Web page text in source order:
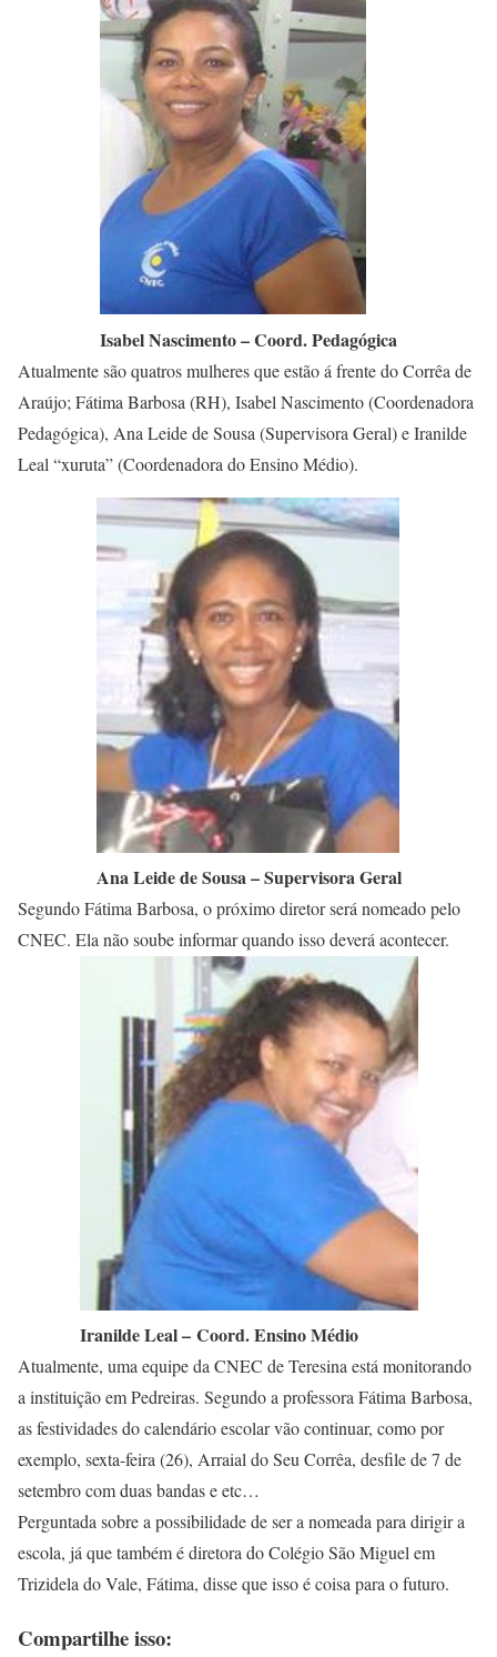
Isabel Nascimento – Coord. Pedagógica
Atualmente são quatros mulheres que estão á frente do Corrêa de
Araújo; Fátima Barbosa (RH), Isabel Nascimento (Coordenadora
Pedagógica), Ana Leide de Sousa (Supervisora Geral) e Iranilde
Leal “xuruta” (Coordenadora do Ensino Médio).
Ana Leide de Sousa – Supervisora Geral
Segundo Fátima Barbosa, o próximo diretor será nomeado pelo
CNEC. Ela não soube informar quando isso deverá acontecer.
Iranilde Leal – Coord. Ensino Médio
Atualmente, uma equipe da CNEC de Teresina está monitorando
a instituição em Pedreiras. Segundo a professora Fátima Barbosa,
as festividades do calendário escolar vão continuar, como por
exemplo, sexta-feira (26), Arraial do Seu Corrêa, desfile de 7 de
setembro com duas bandas e etc…
Perguntada sobre a possibilidade de ser a nomeada para dirigir a
escola, já que também é diretora do Colégio São Miguel em
Trizidela do Vale, Fátima, disse que isso é coisa para o futuro.
Compartilhe isso: